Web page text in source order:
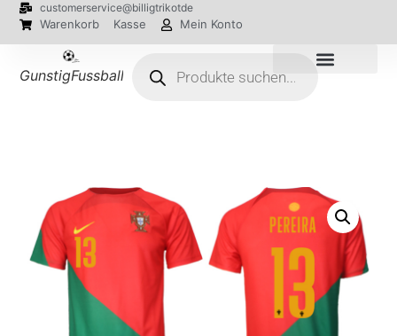
customerservice@billigtrikotde
Warenkorb Kasse Mein Konto
GunstigFussballTrikot